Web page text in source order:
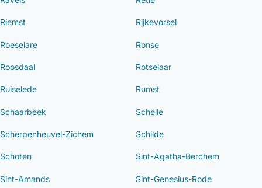
Riemst Rijkevorsel
Roeselare Ronse
Roosdaal Rotselaar
Ruiselede Rumst
Schaarbeek Schelle
Scherpenheuvel-Zichem Schilde
Schoten Sint-Agatha-Berchem
Sint-Amands Sint-Genesius-Rode